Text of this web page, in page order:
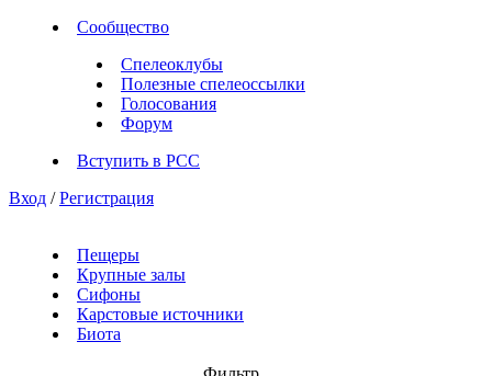
Сообщество
Спелеоклубы
Полезные спелеоссылки
Голосования
Форум
Вступить в РСС
Вход / Регистрация
Пещеры
Крупные залы
Сифоны
Карстовые источники
Биота